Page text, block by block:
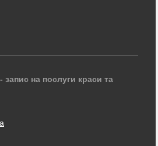
на послуги краси та